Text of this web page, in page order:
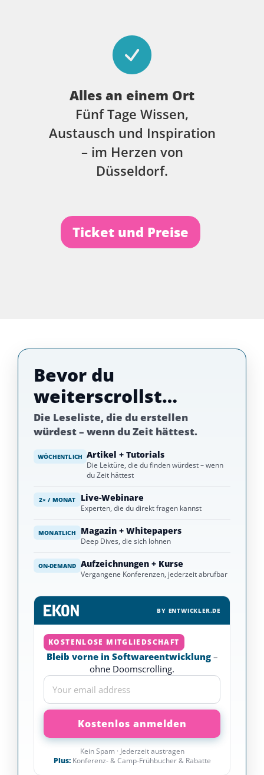
Alles an einem Ort
Fünf Tage Wissen,
Austausch und Inspiration
– im Herzen von
Düsseldorf.
Ticket und Preise
Bevor du
weiterscrollst…
Die Leseliste, die du erstellen
würdest – wenn du Zeit hättest.
WÖCHENTLICH Artikel + Tutorials
Die Lektüre, die du finden würdest – wenn
du Zeit hättest
2× / MONAT Live-Webinare
Experten, die du direkt fragen kannst
MONATLICH Magazin + Whitepapers
Deep Dives, die sich lohnen
ON-DEMAND Aufzeichnungen + Kurse
Vergangene Konferenzen, jederzeit abrufbar
BY ENTWICKLER.DE
KOSTENLOSE MITGLIEDSCHAFT
Bleib vorne in Softwareentwicklung –
ohne Doomscrolling.
Kein Spam · Jederzeit austragen
Plus:Konferenz- & Camp-Frühbucher & Rabatte
FREE MEMBERSHIP
Bleib vorne in
Softwareentwicklung –
ohne Doomscrolling.
Kuratierte Artikel, Deep Dives und Live-
Experten. Geliefert, nicht gesucht.
Email